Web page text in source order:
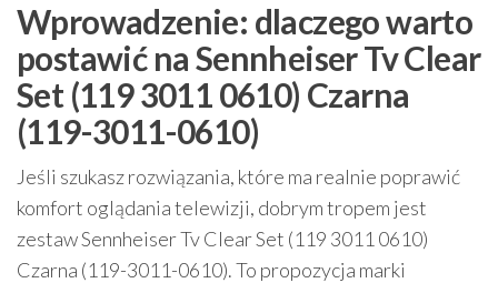
Wprowadzenie: dlaczego warto
postawić na Sennheiser Tv Clear
Set (119 3011 0610) Czarna
(119-3011-0610)
Jeśli szukasz rozwiązania, które ma realnie poprawić
komfort oglądania telewizji, dobrym tropem jest
zestaw Sennheiser Tv Clear Set (119 3011 0610)
Czarna (119-3011-0610). To propozycja marki